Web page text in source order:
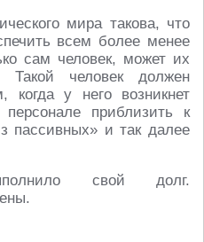
мира такова, что
всем более менее
сам человек, может их
Такой человек должен
когда у него возникнет
приблизить к
пассивных» и так далее
свой долг.